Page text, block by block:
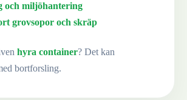
och miljöhantering
grovsopor och skräp
hyra container? Det kan
bortforsling.